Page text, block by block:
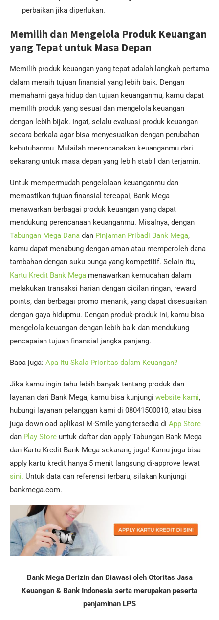
perbaikan jika diperlukan.
Memilih dan Mengelola Produk Keuangan
yang Tepat untuk Masa Depan
Memilih produk keuangan yang tepat adalah langkah pertama
dalam meraih tujuan finansial yang lebih baik. Dengan
memahami gaya hidup dan tujuan keuanganmu, kamu dapat
memilih produk yang sesuai dan mengelola keuangan
dengan lebih bijak. Ingat, selalu evaluasi produk keuangan
secara berkala agar bisa menyesuaikan dengan perubahan
kebutuhanmu. Mulailah merencanakan keuanganmu dari
sekarang untuk masa depan yang lebih stabil dan terjamin.
Untuk mempermudah pengelolaan keuanganmu dan
memastikan tujuan finansial tercapai, Bank Mega
menawarkan berbagai produk keuangan yang dapat
mendukung perencanaan keuanganmu. Misalnya, dengan
Tabungan Mega Dana dan Pinjaman Pribadi Bank Mega,
kamu dapat menabung dengan aman atau memperoleh dana
tambahan dengan suku bunga yang kompetitif. Selain itu,
Kartu Kredit Bank Mega menawarkan kemudahan dalam
melakukan transaksi harian dengan cicilan ringan, reward
points, dan berbagai promo menarik, yang dapat disesuaikan
dengan gaya hidupmu. Dengan produk-produk ini, kamu bisa
mengelola keuangan dengan lebih baik dan mendukung
pencapaian tujuan finansial jangka panjang.
Baca juga: Apa Itu Skala Prioritas dalam Keuangan?
Jika kamu ingin tahu lebih banyak tentang produk dan
layanan dari Bank Mega, kamu bisa kunjungi website kami,
hubungi layanan pelanggan kami di 08041500010, atau bisa
juga download aplikasi M-Smile yang tersedia di App Store
dan Play Store untuk daftar dan apply Tabungan Bank Mega
dan Kartu Kredit Bank Mega sekarang juga! Kamu juga bisa
apply kartu kredit hanya 5 menit langsung di-approve lewat
sini. Untuk data dan referensi terbaru, silakan kunjungi
bankmega.com.
Bank Mega Berizin dan Diawasi oleh Otoritas Jasa
Keuangan & Bank Indonesia serta merupakan peserta
penjaminan LPS